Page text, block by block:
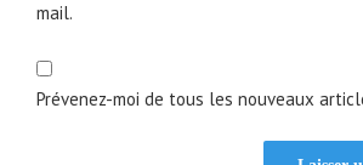
mail.
Prévenez-moi de tous les nouveaux